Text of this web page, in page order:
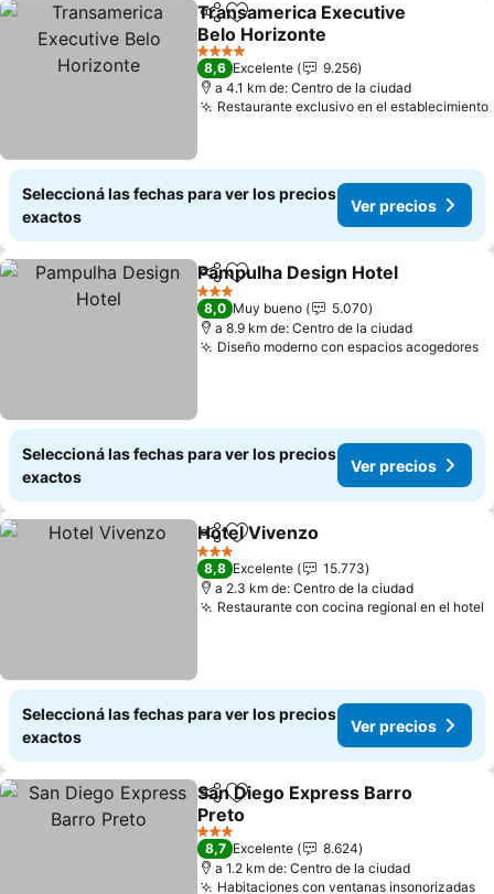
Compartir
Añadir a favoritos
Transamerica Executive
Belo Horizonte
Ver precios
4 Estrellas
8,6 Excelente
9.256
a 4.1 km de: Centro de la ciudad
Restaurante exclusivo en el establecimiento
Seleccioná las fechas para ver los precios
exactos
Ver precios
CompartirAñadir a favoritos
Pampulha Design Hotel
3 Estrellas
8,0 Muy bueno
5.070
a 8.9 km de: Centro de la ciudad
Diseño moderno con espacios acogedores
Seleccioná las fechas para ver los precios
exactos
Ver precios
CompartirAñadir a favoritos
Hotel Vivenzo
3 Estrellas
8,8 Excelente
15.773
a 2.3 km de: Centro de la ciudad
Restaurante con cocina regional en el hotel
Seleccioná las fechas para ver los precios
exactos
Ver precios
CompartirAñadir a favoritos
San Diego Express Barro
Preto
Ver precios
3 Estrellas
8,7 Excelente
8.624
a 1.2 km de: Centro de la ciudad
Habitaciones con ventanas insonorizadas